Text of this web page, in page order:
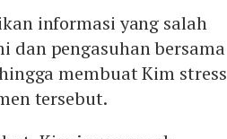
informasi yang salah
dan pengasuhan bersama
membuat Kim stress
tersebut.